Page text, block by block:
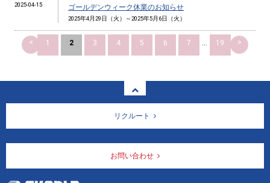
2025-04-15 ゴールデンウィーク休業のお知らせ
2025年4月29日（火）～2025年5月6日（火）
< 1 2 3 4 5 6 7 19 >
リクルート
お問い合わせ